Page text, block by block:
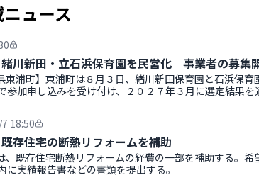
ュース
川新田・立石浜保育園を民営化 事業者の募集
浦町】東浦町は８月３日、緒川新田保育園と石浜保
参加申し込みを受け付け、２０２７年３月に選定結果を
18:50
存住宅の断熱リフォームを補助
既存住宅断熱リフォームの経費の一部を補助する。
に実績報告書などの書類を提出する。